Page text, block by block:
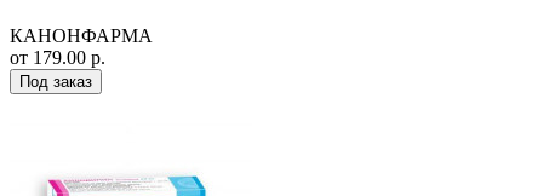
КАНОНФАРМА
от 179.00 р.
Под заказ